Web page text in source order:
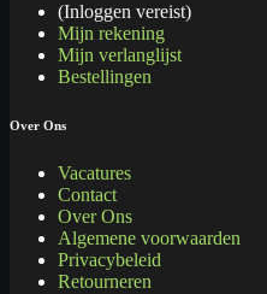
(Inloggen vereist)
Mijn rekening
Mijn verlanglijst
Bestellingen
Over Ons
Vacatures
Contact
Over Ons
Algemene voorwaarden
Privacybeleid
Retourneren